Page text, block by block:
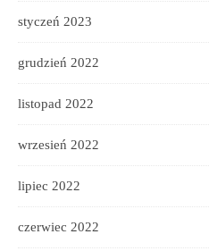
styczeń 2023
grudzień 2022
listopad 2022
wrzesień 2022
lipiec 2022
czerwiec 2022